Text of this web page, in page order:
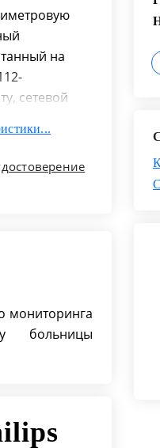
на
сетевой
данных: от
До 168
мониторинга
больницы